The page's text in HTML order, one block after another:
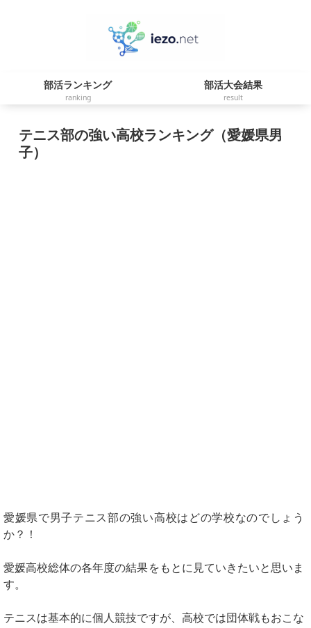
部活ランキング
ranking
部活大会結果
result
テニス部の強い高校ランキング（愛媛県男
子）
愛媛県で男子テニス部の強い高校はどの学校なのでしょう
か？！
愛媛高校総体の各年度の結果をもとに見ていきたいと思いま
す。
テニスは基本的に個人競技ですが、高校では団体戦もおこな